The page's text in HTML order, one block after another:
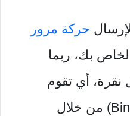
حركة مرور
بك، ربما
نقرة، أي تقوم
بالدفع لجوجل مثلاً أو (Bing) من خلال